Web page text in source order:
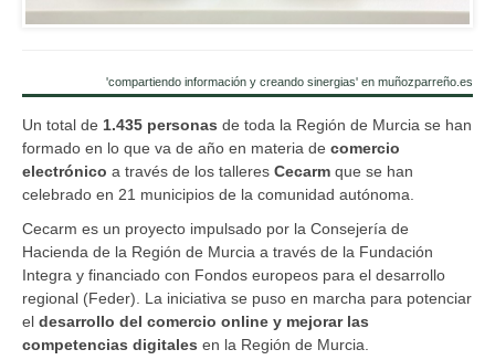
'compartiendo información y creando sinergias' en muñozparreño.es
Un total de 1.435 personas de toda la Región de Murcia se han
formado en lo que va de año en materia de comercio
electrónico a través de los talleres Cecarm que se han
celebrado en 21 municipios de la comunidad autónoma.
Cecarm es un proyecto impulsado por la Consejería de
Hacienda de la Región de Murcia a través de la Fundación
Integra y financiado con Fondos europeos para el desarrollo
regional (Feder). La iniciativa se puso en marcha para potenciar
el desarrollo del comercio online y mejorar las
competencias digitales en la Región de Murcia.